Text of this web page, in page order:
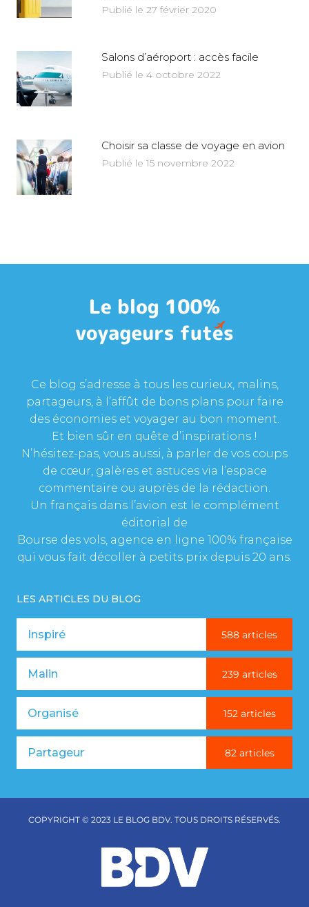
Publié le 27 février 2020
Salons d’aéroport : accès facile
Publié le 4 octobre 2022
Choisir sa classe de voyage en avion
Publié le 15 novembre 2022
Ce blog s’adresse à tous les curieux, malins,
partageurs, à l’affût de bons plans pour faire
des économies et voyager au bon moment.
Et bien sûr en quête d’inspirations !
N’hésitez-pas, vous aussi, à parler de vos coups
de cœur, galères et astuces via l’espace
commentaire ou auprès de la rédaction.
Un français dans l’avion est le complément
éditorial de
Bourse des vols, agence en ligne 100% française
qui vous fait décoller à petits prix depuis 20 ans.
LES ARTICLES DU BLOG
Inspiré 588 articles
Malin 239 articles
Organisé 152 articles
Partageur 82 articles
COPYRIGHT © 2023 LE BLOG BDV. TOUS DROITS RÉSERVÉS.